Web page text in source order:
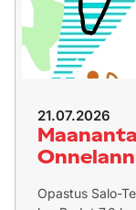
21.07.2026
Opastus Salo-